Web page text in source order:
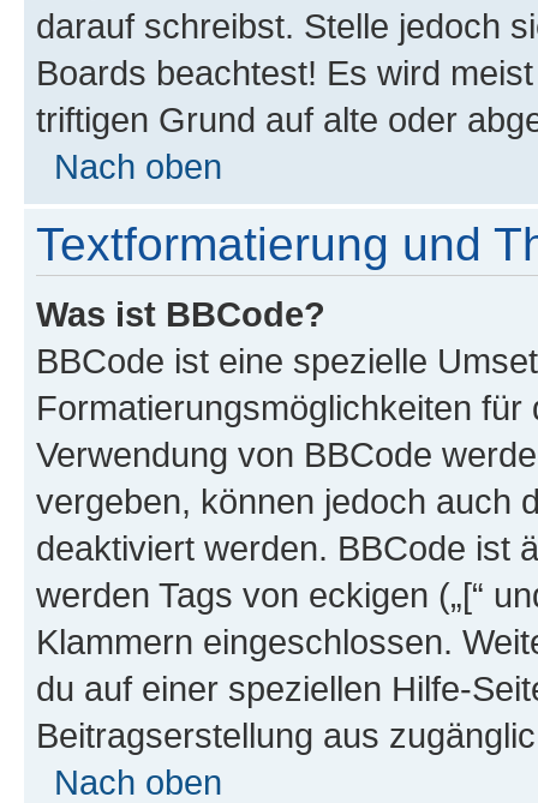
darauf schreibst. Stelle jedoch
Boards beachtest! Es wird
triftigen Grund auf alte oder
Nach oben
Textformatierung und
Was ist BBCode?
BBCode ist eine spezielle
Formatierungsmöglichkeiten
Verwendung von BBCode
vergeben, können jedoch auch
deaktiviert werden. BBCode ist
werden Tags von eckigen („[“
Klammern eingeschlossen.
du auf einer speziellen Hilfe-
Beitragserstellung aus
Nach oben